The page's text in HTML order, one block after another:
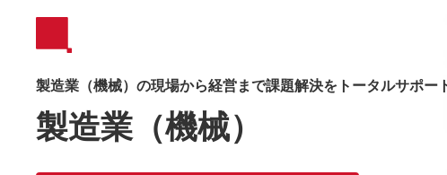
製造業（機械）の現場から経営まで課題解決をトータルサポー
製造業（機械）